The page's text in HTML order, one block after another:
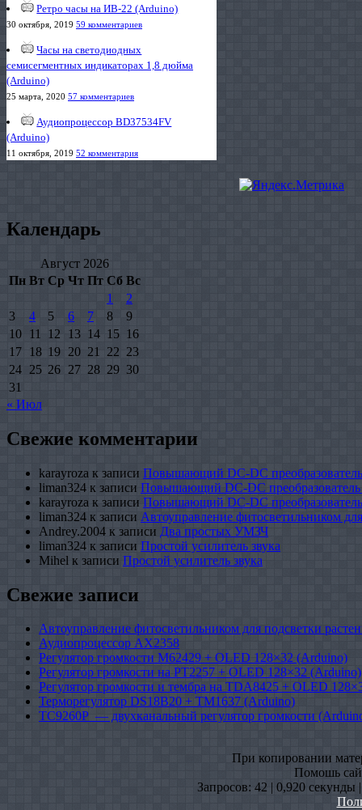
Ретро часы на ИВ-22 (Arduino)
30 октября, 2019 59 комментариев
Часы на светодиодных
семисегментных индикаторах 1,8 дюйма
(Arduino)
25 марта, 2020 57 комментариев
Аудиопроцессор BD37534FV
(Arduino)
11 октября, 2019 52 комментария
Календарь
Август 2026
Пн Вт Ср Чт Пт Сб Вс
1
2
3
4 5 6 7 8
9
10 11 12 13 14 15 16
17 18 19 20 21 22 23
24 25 26 27 28 29 30
31
« Июл
Свежие комментарии
karayroza к записи Повышающий DC-DC
liman324 к записи Повышающий DC-DC
karayroza к записи Повышающий DC-DC
liman324 к записи Автоуправление фитосветильником
Andrey.2004 к записи Два простых УМЗЧ
liman324 к записи Простой усилитель звука
Mihel к записи Простой усилитель звука
Свежие записи
Автоуправление фитосветильником для подсветки
Аудиопроцессор AX2358
Регулятор громкости M62429 + OLED 128×32 (Arduino)
Регулятор громкости на PT2257 + OLED 128×32 (Arduino)
Регулятор громкости и тембра на TDA8425 + OLED
Терморегулятор DS18B20 + TM1637 (Arduino)
TC9260P — двухканальный регулятор громкости
При копировании
Помошь
Запросов: 42 | 0,920 секунды